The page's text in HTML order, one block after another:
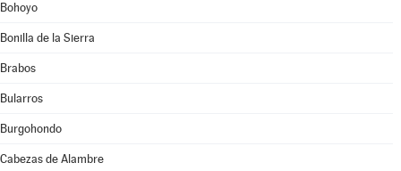
Bohoyo
Bonilla de la Sierra
Brabos
Bularros
Burgohondo
Cabezas de Alambre